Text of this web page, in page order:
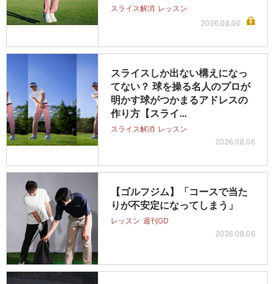
スライス解消 レッスン
2026.08.06
スライスしか出ない構えになっ
てない？ 球を操る名人のプロが
明かす球がつかまるアドレスの
作り方【スライ…
スライス解消 レッスン
2026.08.06
【ゴルフジム】「コースで当た
りが不安定になってしまう」
レッスン 週刊GD
2026.08.06